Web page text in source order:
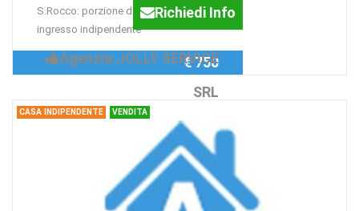
S.Rocco: porzione di casa con
ingresso indipendente
Richiedi Info
Agenzia:JOLLY SERVICE
SRL
€ 750
CASA INDIPENDENTE VENDITA